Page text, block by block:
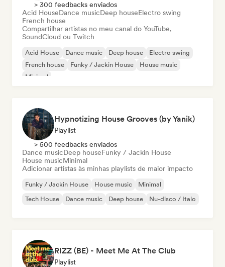
> 300 feedbacks enviados
Acid HouseDance musicDeep houseElectro swing
French house
Compartilhar artistas no meu canal do YouTube,
SoundCloud ou Twitch
Acid House Dance music Deep house
Electro swing
French house
Funky / Jackin House
House music
Minimal
Hypnotizing House Grooves (by Yanik)
Playlist
> 500 feedbacks enviados
Dance musicDeep houseFunky / Jackin House
House musicMinimal
Adicionar artistas às minhas playlists de maior impacto
Funky / Jackin House House music
Minimal
Tech House
Dance music Deep house Nu-disco / Italo
RIZZ (BE) - Meet Me At The Club
Playlist